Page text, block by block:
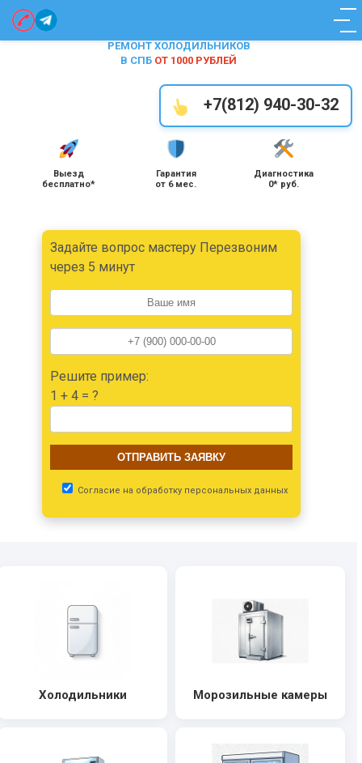
Menu
РЕМОНТ ХОЛОДИЛЬНИКОВ
В СПБ ОТ 1000 РУБЛЕЙ
+7(812) 940-30-32
Выезд
бесплатно*
Гарантия
от 6 мес.
Диагностика
0* руб.
Задайте вопрос мастеру Перезвоним
через 5 минут
Решите пример:
1 + 4 = ?
Согласие на обработку персональных данных
Холодильники Морозильные камеры